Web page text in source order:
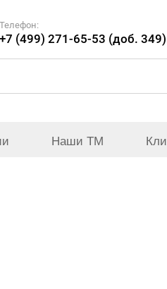
Телефон:
+7 (499) 271-65-53 (доб. 349)
Наши ТМ